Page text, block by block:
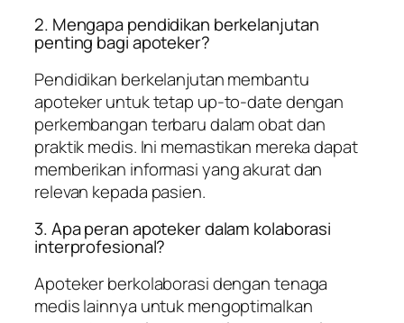
2. Mengapa pendidikan berkelanjutan
penting bagi apoteker?
Pendidikan berkelanjutan membantu
apoteker untuk tetap up-to-date dengan
perkembangan terbaru dalam obat dan
praktik medis. Ini memastikan mereka dapat
memberikan informasi yang akurat dan
relevan kepada pasien.
3. Apa peran apoteker dalam kolaborasi
interprofesional?
Apoteker berkolaborasi dengan tenaga
medis lainnya untuk mengoptimalkan